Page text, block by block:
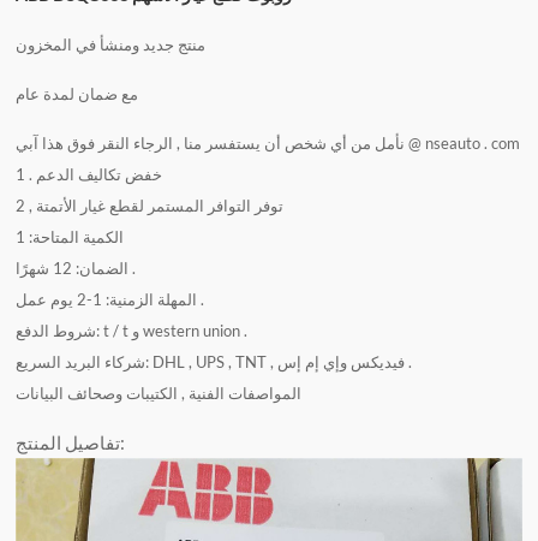
منتج جديد ومنشأ في المخزون
مع ضمان لمدة عام
نأمل من أي شخص أن يستفسر منا , الرجاء النقر فوق هذا آبي @ nseauto . com
1 . خفض تكاليف الدعم
2 , توفر التوافر المستمر لقطع غيار الأتمتة
الكمية المتاحة: 1
الضمان: 12 شهرًا .
المهلة الزمنية: 1-2 يوم عمل .
شروط الدفع: t / t و western union .
شركاء البريد السريع: DHL , UPS , TNT , فيديكس وإي إم إس .
المواصفات الفنية , الكتيبات وصحائف البيانات
تفاصيل المنتج: